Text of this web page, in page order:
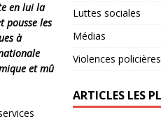
en lui la
pousse les
à
et mû
Luttes sociales
Médias
Violences policières
ARTICLES LES